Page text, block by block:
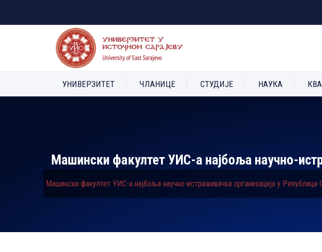
УНИВЕРЗИТЕТ ЧЛАНИЦЕ СТУДИЈЕ НАУКА
Машински факултет УИС-а најбоља научно-
Машински факултет УИС-а најбоља научно-истраживачка организација у Републици